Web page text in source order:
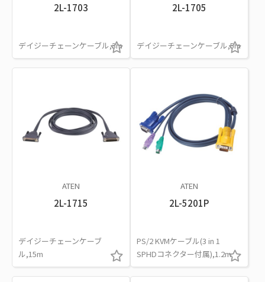
2L-1703
デイジーチェーンケーブル,3m
2L-1705
デイジーチェーンケーブル,5m
ATEN
2L-1715
デイジーチェーンケーブ
ル,15m
ATEN
2L-5201P
PS/2 KVMケーブル(3 in 1
SPHDコネクター付属),1.2m